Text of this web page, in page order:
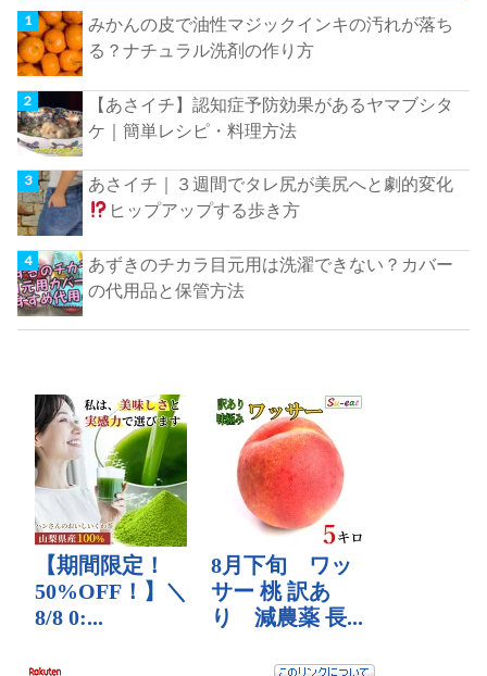
みかんの皮で油性マジックインキの汚れが落ち
る？ナチュラル洗剤の作り方
【あさイチ】認知症予防効果があるヤマブシタ
ケ｜簡単レシピ・料理方法
あさイチ｜３週間でタレ尻が美尻へと劇的変化
ヒップアップする歩き方
あずきのチカラ目元用は洗濯できない？カバー
の代用品と保管方法